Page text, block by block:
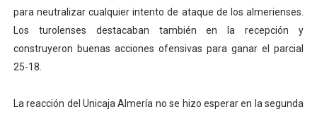
para neutralizar cualquier intento de ataque de los almerienses.
Los turolenses destacaban también en la recepción y
construyeron buenas acciones ofensivas para ganar el parcial
25-18.
La reacción del Unicaja Almería no se hizo esperar en la segunda